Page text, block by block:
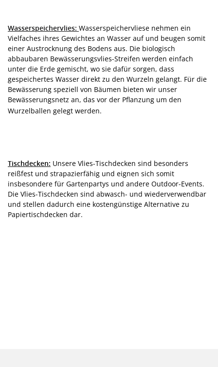
Wasserspeichervlies: Wasserspeichervliese nehmen ein
Vielfaches ihres Gewichtes an Wasser auf und beugen somit
einer Austrocknung des Bodens aus. Die biologisch
abbaubaren Bewässerungsvlies-Streifen werden einfach
unter die Erde gemischt, wo sie dafür sorgen, dass
gespeichertes Wasser direkt zu den Wurzeln gelangt. Für die
Bewässerung speziell von Bäumen bieten wir unser
Bewässerungsnetz an, das vor der Pflanzung um den
Wurzelballen gelegt werden.
Tischdecken: Unsere Vlies-Tischdecken sind besonders
reißfest und strapazierfähig und eignen sich somit
insbesondere für Gartenpartys und andere Outdoor-Events.
Die Vlies-Tischdecken sind abwasch- und wiederverwendbar
und stellen dadurch eine kostengünstige Alternative zu
Papiertischdecken dar.